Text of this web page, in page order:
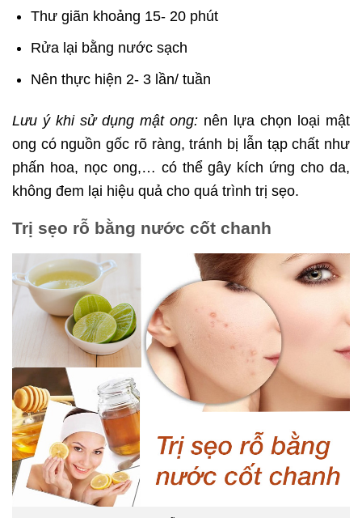
Thư giãn khoảng 15- 20 phút
Rửa lại bằng nước sạch
Nên thực hiện 2- 3 lần/ tuần
Lưu ý khi sử dụng mật ong: nên lựa chọn loại mật
ong có nguồn gốc rõ ràng, tránh bị lẫn tạp chất như
phấn hoa, nọc ong,… có thể gây kích ứng cho da,
không đem lại hiệu quả cho quá trình trị sẹo.
Trị sẹo rỗ bằng nước cốt chanh